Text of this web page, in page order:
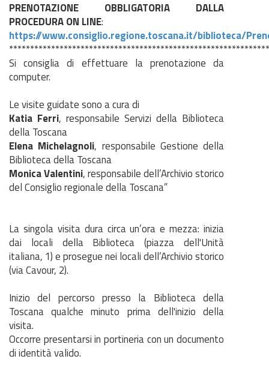
PRENOTAZIONE OBBLIGATORIA DALLA
PROCEDURA ON LINE:
https://www.consiglio.regione.toscana.it/biblioteca/
Si consiglia di effettuare la prenotazione da
computer.
Le visite guidate sono a cura di
Katia Ferri, responsabile Servizi della Biblioteca
della Toscana
Elena Michelagnoli, responsabile Gestione della
Biblioteca della Toscana
Monica Valentini, responsabile dell’Archivio storico
del Consiglio regionale della Toscana”
La singola visita dura circa un’ora e mezza: inizia
dai locali della Biblioteca (piazza dell'Unità
italiana, 1) e prosegue nei locali dell’Archivio storico
(via Cavour, 2).
Inizio del percorso presso la Biblioteca della
Toscana qualche minuto prima dell'inizio della
visita.
Occorre presentarsi in portineria con un documento
di identità valido.